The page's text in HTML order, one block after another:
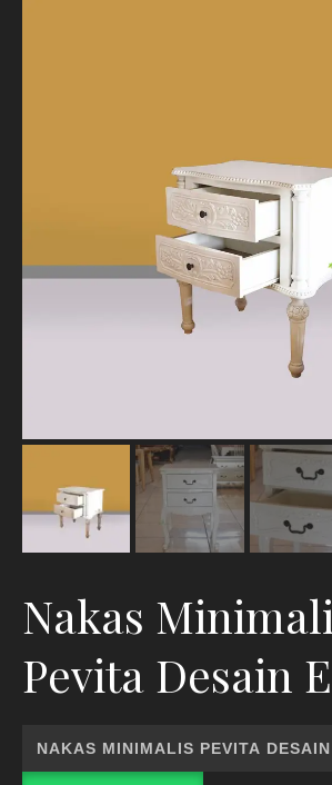
Nakas
Pevita Desain
NAKAS MINIMALIS PEVITA